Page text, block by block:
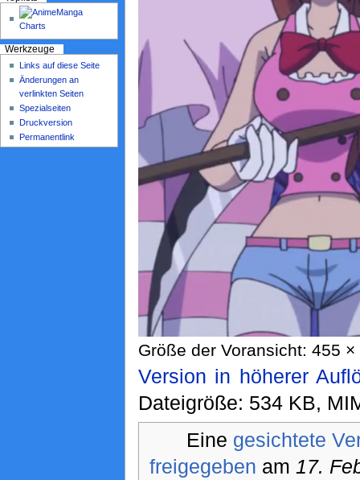
Größe der Voransicht: 455
Version in höherer
Dateigröße: 534 KB,
Eine gesichtete
freigegeben am 17.
Werkzeuge
Links auf diese Seite
Änderungen an
verlinkten Seiten
Spezialseiten
Druckversion
Permanentlink